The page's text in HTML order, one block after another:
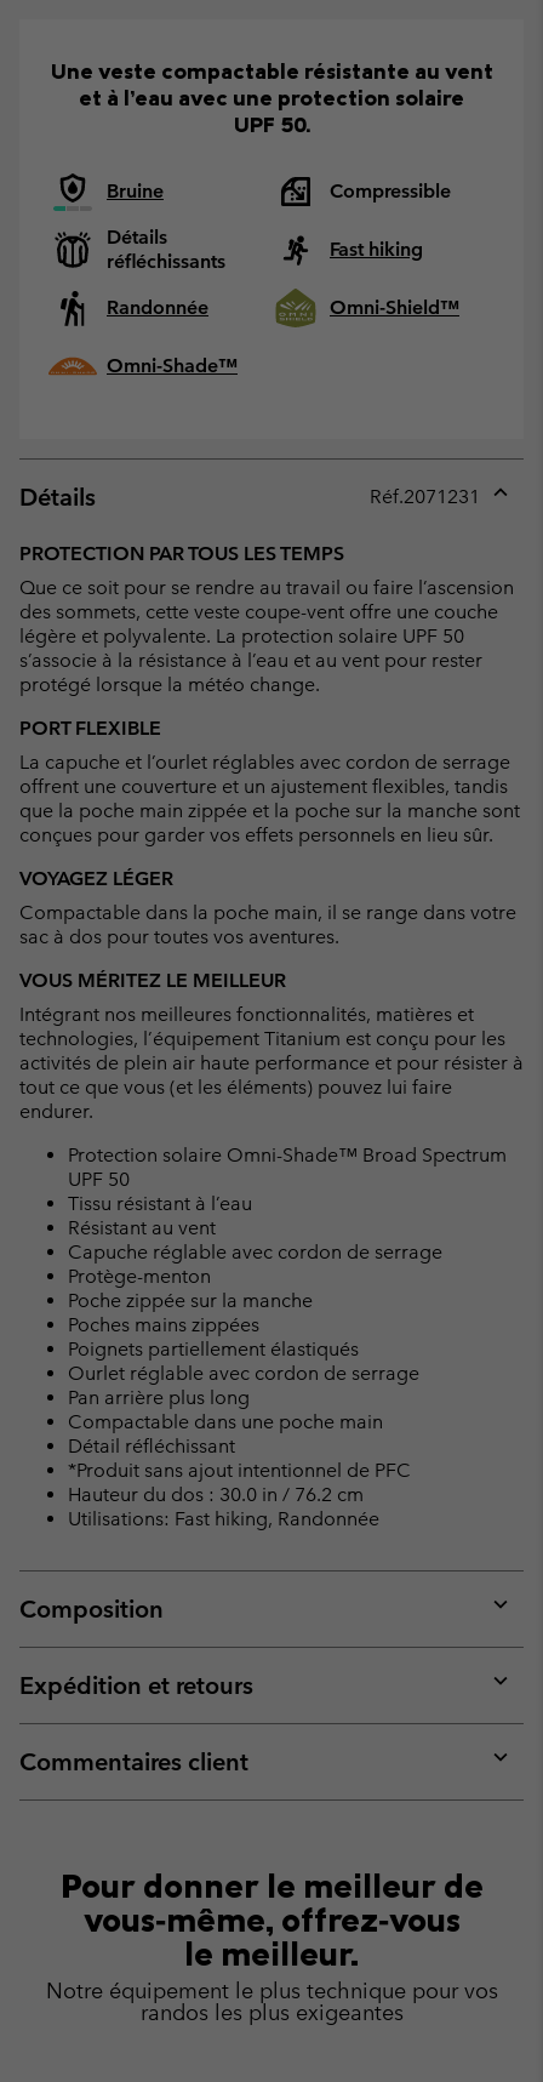
Une veste compactable résistante au vent
et à l’eau avec une protection solaire
UPF 50.
Bruine
Compressible
Détails
réfléchissants
Fast hiking
Randonnée Omni-Shield™
Omni-Shade™
Détails Réf.2071231
PROTECTION PAR TOUS LES TEMPS
Que ce soit pour se rendre au travail ou faire l’ascension
des sommets, cette veste coupe-vent offre une couche
légère et polyvalente. La protection solaire UPF 50
s’associe à la résistance à l’eau et au vent pour rester
protégé lorsque la météo change.
PORT FLEXIBLE
La capuche et l’ourlet réglables avec cordon de serrage
offrent une couverture et un ajustement flexibles, tandis
que la poche main zippée et la poche sur la manche sont
conçues pour garder vos effets personnels en lieu sûr.
VOYAGEZ LÉGER
Compactable dans la poche main, il se range dans votre
sac à dos pour toutes vos aventures.
VOUS MÉRITEZ LE MEILLEUR
Intégrant nos meilleures fonctionnalités, matières et
technologies, l’équipement Titanium est conçu pour les
activités de plein air haute performance et pour résister à
tout ce que vous (et les éléments) pouvez lui faire
endurer.
Protection solaire Omni-Shade™ Broad Spectrum
UPF 50
Tissu résistant à l’eau
Résistant au vent
Capuche réglable avec cordon de serrage
Protège-menton
Poche zippée sur la manche
Poches mains zippées
Poignets partiellement élastiqués
Ourlet réglable avec cordon de serrage
Pan arrière plus long
Compactable dans une poche main
Détail réfléchissant
*Produit sans ajout intentionnel de PFC
Hauteur du dos : 30.0 in / 76.2 cm
Utilisations: Fast hiking, Randonnée
Composition
or
Expédition et retours
or
Commentaires client
or
Pour donner le meilleur de
vous‑même, offrez‑vous
le meilleur.
Notre équipement le plus technique pour vos
randos les plus exigeantes